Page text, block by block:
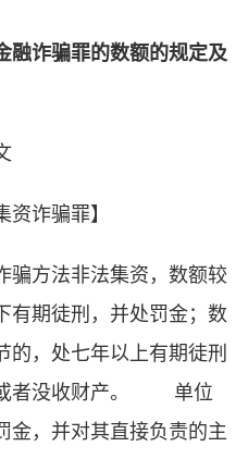
融诈骗罪的数额的规定及
资诈骗罪】
骗方法非法集资，数额较
有期徒刑，并处罚金；数
的，处七年以上有期徒刑
或者没收财产。 单位
金，并对其直接负责的主